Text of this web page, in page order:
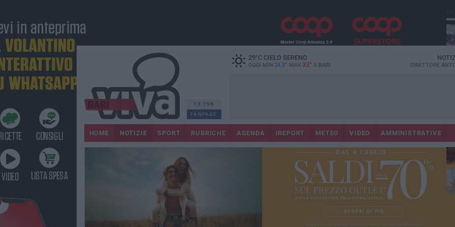
13.795
FANPAGE
29°CCIELO SERENO
OGGI MIN 24.5° MAX 33° A BARI DIRETTORE
HOME NOTIZIE SPORT RUBRICHE AGENDA IREPORT METEO VIDEO AMMINISTRATIVE